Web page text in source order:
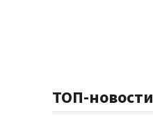
ТОП-новости